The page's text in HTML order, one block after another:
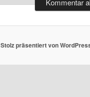
Stolz präsentiert von